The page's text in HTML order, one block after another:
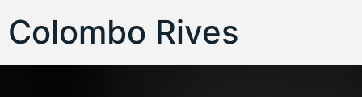
Colombo Rives